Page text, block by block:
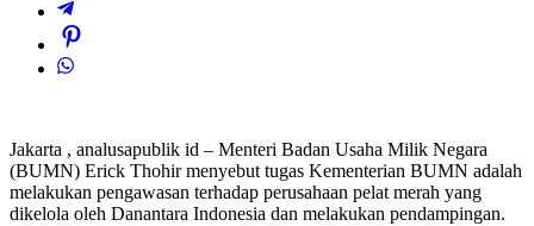
Jakarta , analusapublik id – Menteri Badan Usaha Milik Negara
(BUMN) Erick Thohir menyebut tugas Kementerian BUMN adalah
melakukan pengawasan terhadap perusahaan pelat merah yang
dikelola oleh Danantara Indonesia dan melakukan pendampingan.